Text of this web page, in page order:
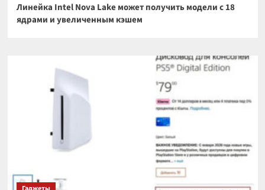
Линейка Intel Nova Lake может получить модели с 18
ядрами и увеличенным кэшем